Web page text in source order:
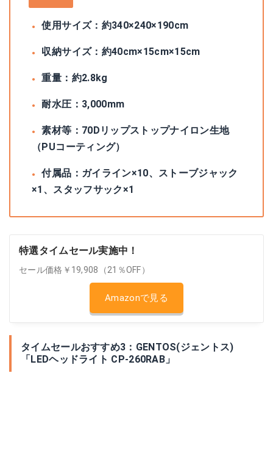
使用サイズ：約340×240×190cm
収納サイズ：約40cm×15cm×15cm
重量：約2.8kg
耐水圧：3,000mm
素材等：70Dリップストップナイロン生地
（PUコーティング）
付属品：ガイライン×10、ストーブジャック
×1、スタッフサック×1
特選タイムセール実施中！
セール価格￥19,908（21％OFF）
Amazonで見る
タイムセールおすすめ3：GENTOS(ジェントス)
「LEDヘッドライト CP-260RAB」